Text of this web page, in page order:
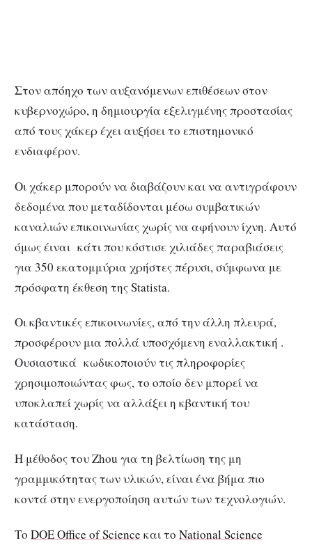
Στον απόηχο των αυξανόμενων επιθέσεων στον
κυβερνοχώρο, η δημιουργία εξελιγμένης προστασίας
από τους χάκερ έχει αυξήσει το επιστημονικό
ενδιαφέρον.
Οι χάκερ μπορούν να διαβάζουν και να αντιγράφουν
δεδομένα που μεταδίδονται μέσω συμβατικών
καναλιών επικοινωνίας χωρίς να αφήνουν ίχνη. Αυτό
όμως έιναι κάτι που κόστισε χιλιάδες παραβιάσεις
για 350 εκατομμύρια χρήστες πέρυσι, σύμφωνα με
πρόσφατη έκθεση της Statista.
Οι κβαντικές επικοινωνίες, από την άλλη πλευρά,
προσφέρουν μια πολλά υποσχόμενη εναλλακτική .
Ουσιαστικά κωδικοποιούν τις πληροφορίες
χρησιμοποιώντας φως, το οποίο δεν μπορεί να
υποκλαπεί χωρίς να αλλάξει η κβαντική του
κατάσταση.
Η μέθοδος του Zhou για τη βελτίωση της μη
γραμμικότητας των υλικών, είναι ένα βήμα πιο
κοντά στην ενεργοποίηση αυτών των τεχνολογιών.
Το DOE Office of Science και το National Science